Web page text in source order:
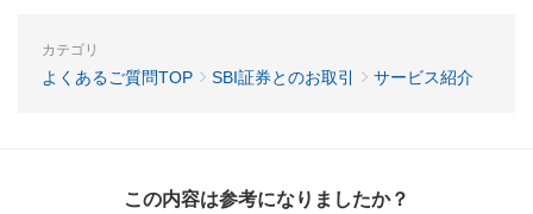
カテゴリ
よくあるご質問TOP SBI証券とのお取引 サービス紹介
この内容は参考になりましたか？